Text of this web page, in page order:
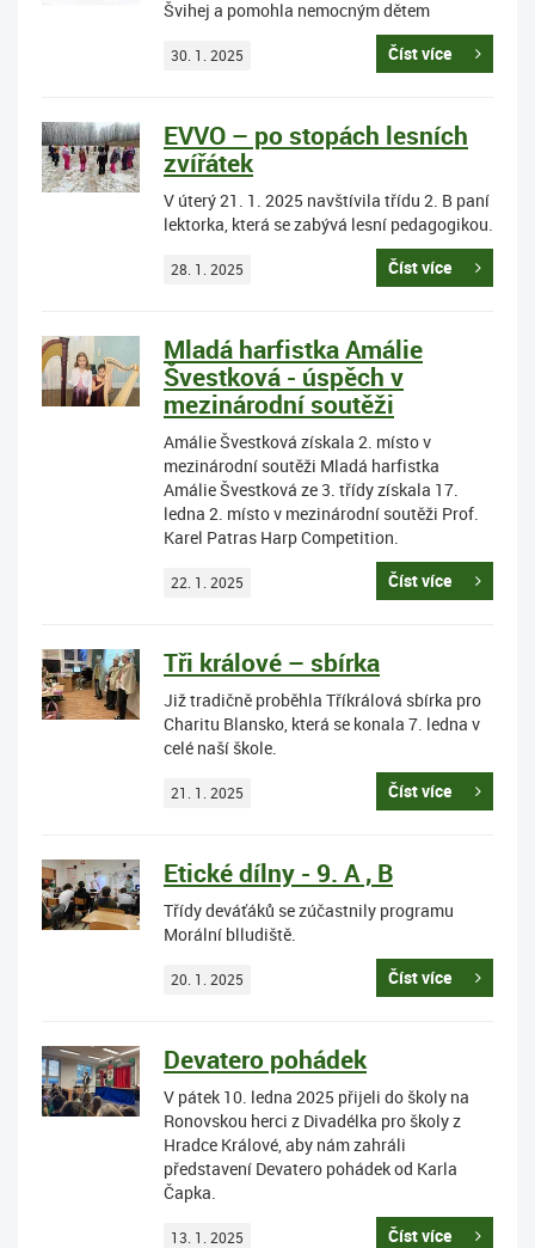
Švihej a pomohla nemocným dětem
30. 1. 2025 Číst více
EVVO – po stopách lesních
zvířátek
V úterý 21. 1. 2025 navštívila třídu 2. B paní
lektorka, která se zabývá lesní pedagogikou.
28. 1. 2025 Číst více
Mladá harfistka Amálie
Švestková - úspěch v
mezinárodní soutěži
Amálie Švestková získala 2. místo v
mezinárodní soutěži Mladá harfistka
Amálie Švestková ze 3. třídy získala 17.
ledna 2. místo v mezinárodní soutěži Prof.
Karel Patras Harp Competition.
22. 1. 2025 Číst více
Tři králové – sbírka
Již tradičně proběhla Tříkrálová sbírka pro
Charitu Blansko, která se konala 7. ledna v
celé naší škole.
21. 1. 2025 Číst více
Etické dílny - 9. A , B
Třídy deváťáků se zúčastnily programu
Morální blludiště.
20. 1. 2025 Číst více
Devatero pohádek
V pátek 10. ledna 2025 přijeli do školy na
Ronovskou herci z Divadélka pro školy z
Hradce Králové, aby nám zahráli
představení Devatero pohádek od Karla
Čapka.
13. 1. 2025 Číst více